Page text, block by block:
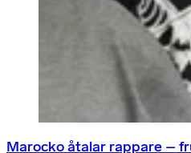
Marocko åtalar rappare –